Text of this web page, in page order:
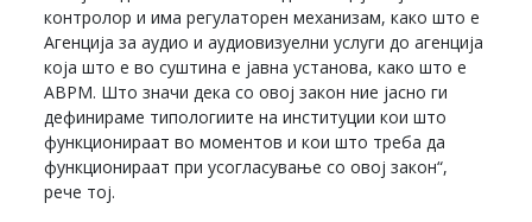
контролор и има регулаторен механизам, како што е
Агенција за аудио и аудиовизуелни услуги до агенција
која што е во суштина е јавна установа, како што е
АВРМ. Што значи дека со овој закон ние јасно ги
дефинираме типологиите на институции кои што
функционираат во моментов и кои што треба да
функционираат при усогласување со овој закон“,
рече тој.